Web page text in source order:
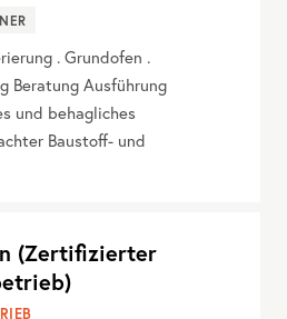
. Grundofen .
Beratung Ausführung
und behagliches
Baustoff- und
(Zertifizierter